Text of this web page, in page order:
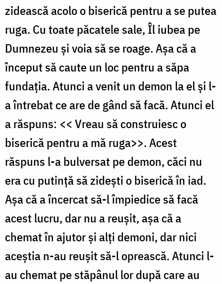
zidească acolo o biserică pentru a se putea
ruga. Cu toate păcatele sale, Îl iubea pe
Dumnezeu și voia să se roage. Așa că a
început să caute un loc pentru a săpa
fundația. Atunci a venit un demon la el și l-
a întrebat ce are de gând să facă. Atunci el
a răspuns: << Vreau să construiesc o
biserică pentru a mă ruga>>. Acest
răspuns l-a bulversat pe demon, căci nu
era cu putință să zidești o biserică în iad.
Așa că a încercat să-l împiedice să facă
acest lucru, dar nu a reușit, așa că a
chemat în ajutor și alți demoni, dar nici
aceștia n-au reușit să-l oprească. Atunci l-
au chemat pe stăpânul lor după care au